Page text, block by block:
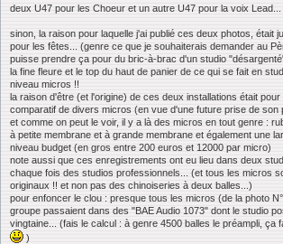
deux U47 pour les Choeur et un autre U47 pour la voix
sinon, la raison pour laquelle j'ai publié ces deux photos, était
pour les fêtes... (genre ce que je souhaiterais demander au
puisse prendre ça pour du bric-à-brac d'un studio
la fine fleure et le top du haut de panier de ce qui se fait en
niveau micros !!
la raison d'être (et l'origine) de ces deux installations était
comparatif de divers micros (en vue d'une future prise de son
et comme on peut le voir, il y a là des micros en tout genre :
à petite membrane et à grande membrane et également une
niveau budget (en gros entre 200 euros et 12000 par micro)
note aussi que ces enregistrements ont eu lieu dans deux
chaque fois des studios professionnels... (et tous les micros
originaux !! et non pas des chinoiseries à deux balles...)
pour enfoncer le clou : presque tous les micros (de la photo
groupe passaient dans des "BAE Audio 1073" dont le studio
vingtaine... (fais le calcul : à genre 4500 balles le préampli, ça
)